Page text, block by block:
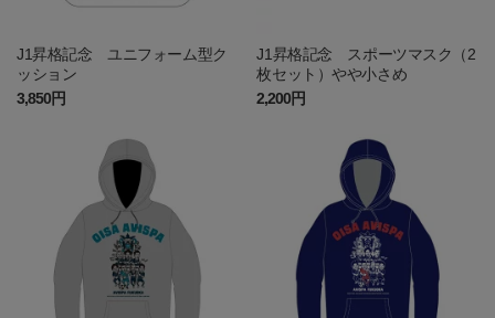
J1昇格記念 ユニフォーム型ク
ッション
3,850円
J1昇格記念 スポーツマスク（2
枚セット）やや小さめ
2,200円